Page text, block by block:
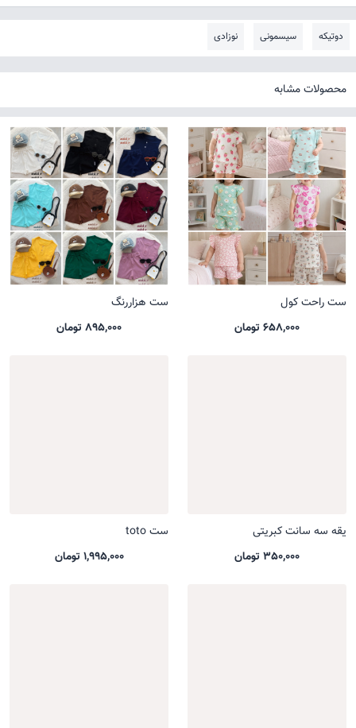
دوتیکه سیسمونی نوزادی
محصولات مشابه
ست راحت کول
658,000 تومان
ست هزاررنگ
895,000 تومان
یقه سه سانت کبریتی
350,000 تومان
ست toto
1,995,000 تومان